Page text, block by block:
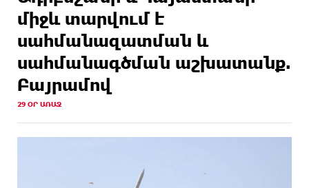
միջև տարվում է
սահմանազատման և
սահմանագծման աշխատանք.
Բայրամով
29 ՕՐ ԱՌԱՋ